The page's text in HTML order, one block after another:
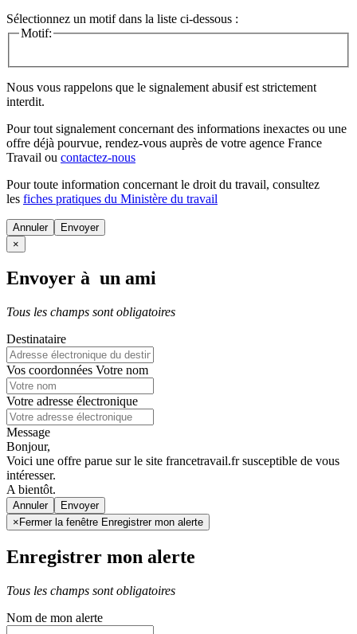
Sélectionnez un motif dans la liste ci-dessous :
Motif:
Nous vous rappelons que le signalement abusif est strictement
interdit.
Pour tout signalement concernant des informations inexactes ou une
offre déjà pourvue, rendez-vous auprès de votre agence France
Travail ou contactez-nous
Pour toute information concernant le droit du travail, consultez
les fiches pratiques du Ministère du travail
Annuler
×
Envoyer à un ami
Tous les champs sont obligatoires
Destinataire
Vos coordonnées Votre nom
Votre adresse électronique
Message
Bonjour,
Voici une offre parue sur le site francetravail.fr susceptible de vous
intéresser.
A bientôt.
Annuler
× Fermer la fenêtre Enregistrer mon alerte
Enregistrer mon alerte
Tous les champs sont obligatoires
Nom de mon alerte